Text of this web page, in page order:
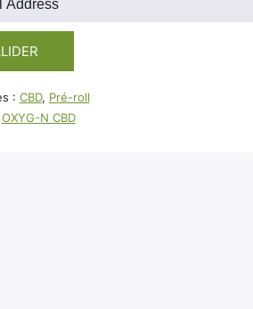
: CBD, Pré-roll
OXYG-N CBD